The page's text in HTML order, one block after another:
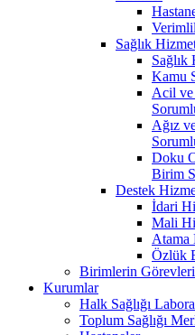
Sağlık
Kamu
Acil ve
Ağız
Doku
Birim
Destek
İdari
Mali
Atama
Özlük
Birimlerin Görevleri
Kurumlar
Halk Sağlığı
Toplum Sağlığı